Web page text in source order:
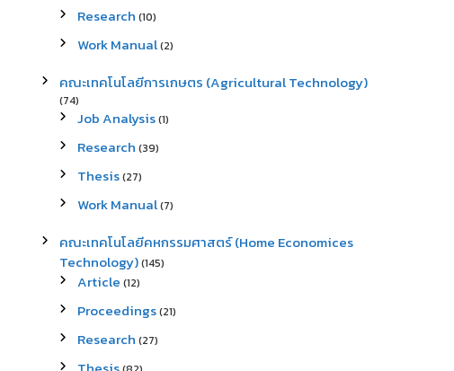
Research (10)
Work Manual(2)
คณะเทคโนโลยีการเกษตร (Agricultural Technology)
(74)
Job Analysis(1)
Research (39)
Thesis(27)
Work Manual(7)
คณะเทคโนโลยีคหกรรมศาสตร์ (Home Economices
Technology)(145)
Article (12)
Proceedings(21)
Research (27)